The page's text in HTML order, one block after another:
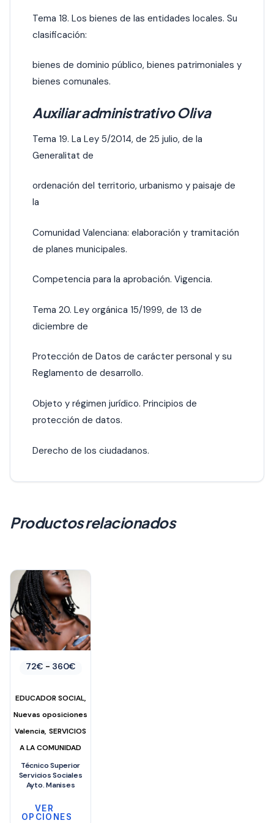
Tema 18. Los bienes de las entidades locales. Su
clasificación:
bienes de dominio público, bienes patrimoniales y
bienes comunales.
Auxiliar administrativo Oliva
Tema 19. La Ley 5/2014, de 25 julio, de la
Generalitat de
ordenación del territorio, urbanismo y paisaje de
la
Comunidad Valenciana: elaboración y tramitación
de planes municipales.
Competencia para la aprobación. Vigencia.
Tema 20. Ley orgánica 15/1999, de 13 de
diciembre de
Protección de Datos de carácter personal y su
Reglamento de desarrollo.
Objeto y régimen jurídico. Principios de
protección de datos.
Derecho de los ciudadanos.
Productos relacionados
72€ - 360€Rango
desde
72€
hasta
EDUCADOR SOCIAL,
Nuevas oposiciones
Valencia,SERVICIOS
A LA COMUNIDAD
Técnico Superior
Servicios Sociales
Ayto. Manises
VER
OPCIONES